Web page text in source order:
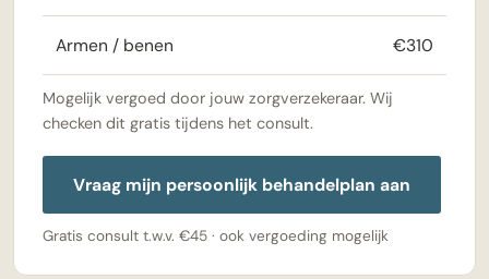
Armen / benen €310
Mogelijk vergoed door jouw zorgverzekeraar. Wij
checken dit gratis tijdens het consult.
Vraag mijn persoonlijk behandelplan aan
Gratis consult t.w.v. €45 · ook vergoeding mogelijk